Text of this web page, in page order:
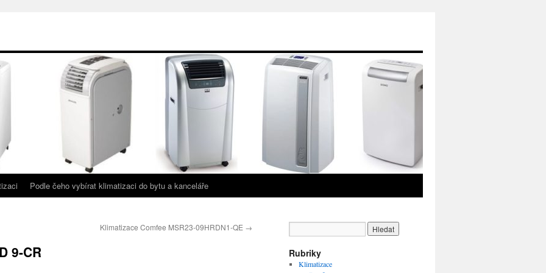
Podle čeho vybírat klimatizaci do bytu a kanceláře
Klimatizace Comfee MSR23-09HRDN1-QE →
9-CR Rubriky
Klimatizace